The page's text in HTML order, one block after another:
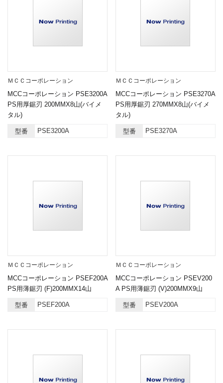
ＭＣＣコーポレーション
MCCコーポレーション PSE3200A
PS用厚鋸刃 200MMX8山(バイメ
タル)
型番 PSE3200A
ＭＣＣコーポレーション
MCCコーポレーション PSE3270A
PS用厚鋸刃 270MMX8山(バイメ
タル)
型番 PSE3270A
ＭＣＣコーポレーション
MCCコーポレーション PSEF200A
PS用薄鋸刃 (F)200MMX14山
型番 PSEF200A
ＭＣＣコーポレーション
MCCコーポレーション PSEV200
A PS用薄鋸刃 (V)200MMX9山
型番 PSEV200A